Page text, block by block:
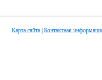
Карта сайта| Контактная